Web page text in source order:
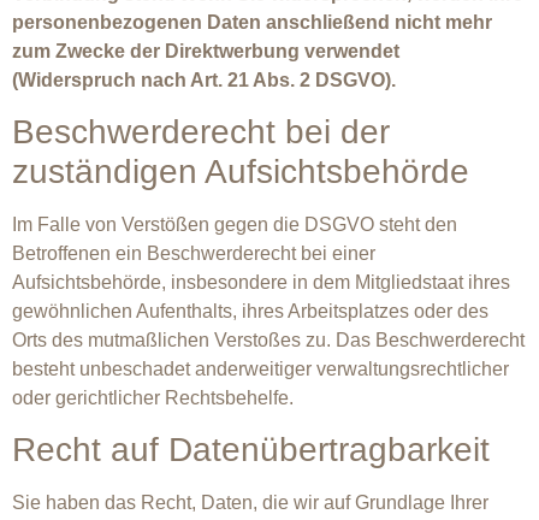
personenbezogenen Daten anschließend nicht mehr
zum Zwecke der Direktwerbung verwendet
(Widerspruch nach Art. 21 Abs. 2 DSGVO).
Beschwerderecht bei der
zuständigen Aufsichtsbehörde
Im Falle von Verstößen gegen die DSGVO steht den
Betroffenen ein Beschwerderecht bei einer
Aufsichtsbehörde, insbesondere in dem Mitgliedstaat ihres
gewöhnlichen Aufenthalts, ihres Arbeitsplatzes oder des
Orts des mutmaßlichen Verstoßes zu. Das Beschwerderecht
besteht unbeschadet anderweitiger verwaltungsrechtlicher
oder gerichtlicher Rechtsbehelfe.
Recht auf Datenübertragbarkeit
Sie haben das Recht, Daten, die wir auf Grundlage Ihrer